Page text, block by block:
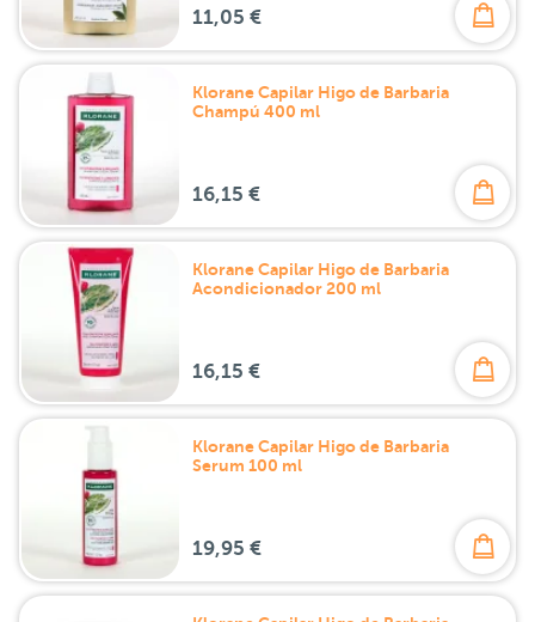
11,05 €
Klorane Capilar Higo de Barbaria
Champú 400 ml
16,15 €
Klorane Capilar Higo de Barbaria
Acondicionador 200 ml
16,15 €
Klorane Capilar Higo de Barbaria
Serum 100 ml
19,95 €